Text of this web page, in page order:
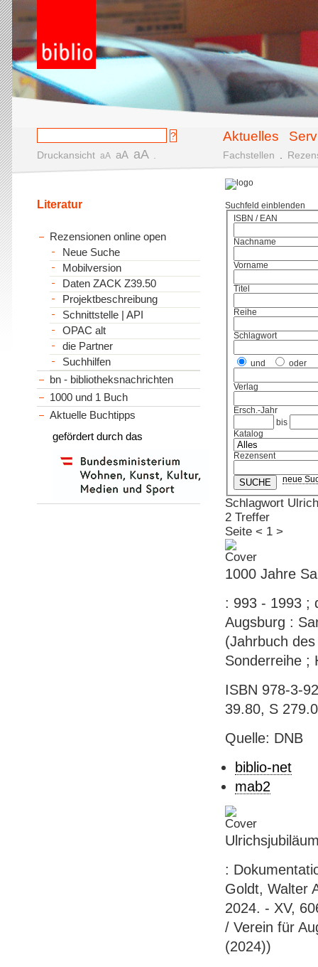
Aktuelles
Druckansicht aA aA aA Fachstellen
Suchfeld einblenden
ISBN / EAN
Nachname
Vorname
Titel
Reihe
Schlagwort
und oder
Verlag
Ersch.-Jahr
bis
Katalog
Rezensent
neue
Schlagwort Ulrich
2 Treffer
Seite < 1 >
1000 Jahre
: 993 - 1993 ;
Augsburg :
(Jahrbuch
Sonderreihe ;
ISBN 978-3-
39.80, S
Quelle: DNB
biblio-net
mab2
:
Goldt, Walter
2024. - XV,
/ Verein für
(2024))
Literatur
Rezensionen online open
Neue Suche
Mobilversion
Daten ZACK Z39.50
Projektbeschreibung
Schnittstelle | API
OPAC alt
die Partner
Suchhilfen
bn - bibliotheksnachrichten
1000 und 1 Buch
Aktuelle Buchtipps
gefördert durch das